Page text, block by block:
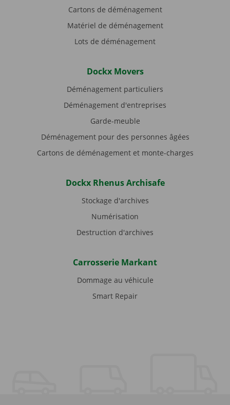
Cartons de déménagement
Matériel de déménagement
Lots de déménagement
Dockx Movers
Déménagement particuliers
Déménagement d'entreprises
Garde-meuble
Déménagement pour des personnes âgées
Cartons de déménagement et monte-charges
Dockx Rhenus Archisafe
Stockage d'archives
Numérisation
Destruction d'archives
Carrosserie Markant
Dommage au véhicule
Smart Repair